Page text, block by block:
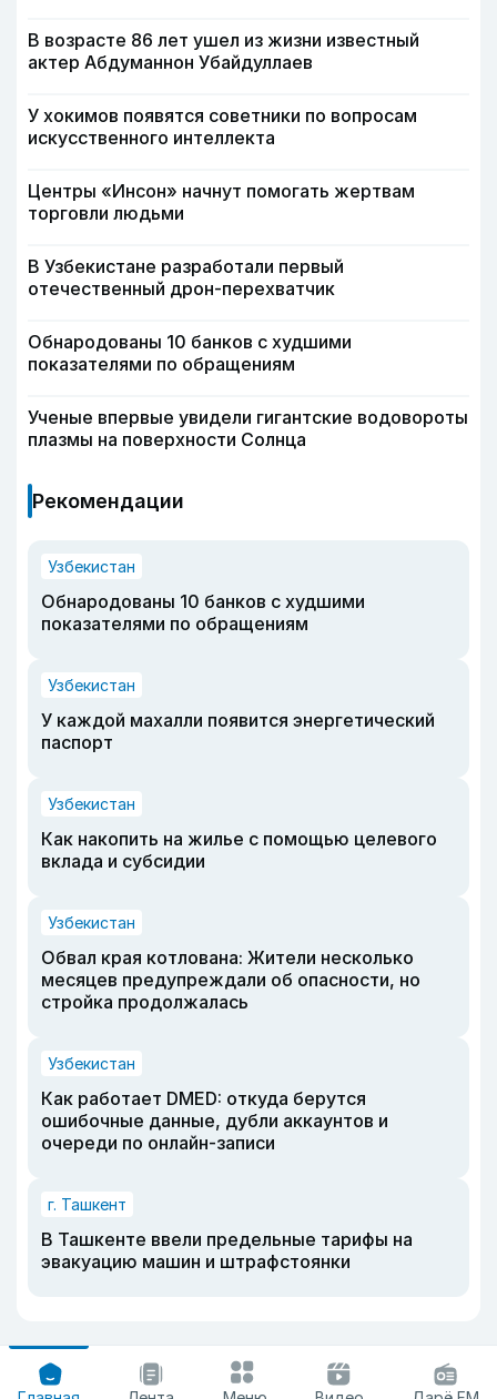
В возрасте 86 лет ушел из жизни известный
актер Абдуманнон Убайдуллаев
У хокимов появятся советники по вопросам
искусственного интеллекта
Центры «Инсон» начнут помогать жертвам
торговли людьми
В Узбекистане разработали первый
отечественный дрон-перехватчик
Обнародованы 10 банков с худшими
показателями по обращениям
Ученые впервые увидели гигантские водовороты
плазмы на поверхности Солнца
Рекомендации
Узбекистан
Обнародованы 10 банков с худшими
показателями по обращениям
Узбекистан
У каждой махалли появится энергетический
паспорт
Узбекистан
Как накопить на жилье с помощью целевого
вклада и субсидии
Узбекистан
Обвал края котлована: Жители несколько
месяцев предупреждали об опасности, но
стройка продолжалась
Узбекистан
Как работает DMED: откуда берутся
ошибочные данные, дубли аккаунтов и
очереди по онлайн-записи
г. Ташкент
В Ташкенте ввели предельные тарифы на
эвакуацию машин и штрафстоянки